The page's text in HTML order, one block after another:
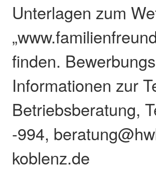
Unterlagen zum
finden.
Informationen zur
Betriebsberatung,
-994,
koblenz.de